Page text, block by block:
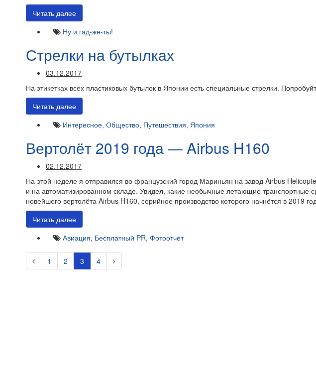
Читать далее
Ну и гад-же-ты!
Стрелки на бутылках
03.12.2017
На этикетках всех пластиковых бутылок в Японии есть специальные стрелки.
Читать далее
Интересное, Общество, Путешествия, Япония
Вертолёт 2019 года — Airbus H160
02.12.2017
На этой неделе я отправился во французский город Мариньян на завод Airbus
и на автоматизированном складе. Увидел, какие необычные летающие транспортные
новейшего вертолёта Airbus H160, серийное производство которого начнётся в 2019
Читать далее
Авиация, Бесплатный PR, Фотоотчет
1 2 3 4